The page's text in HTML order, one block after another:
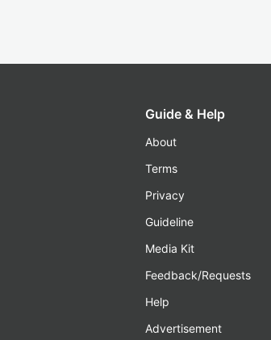
Guide & Help
About
Terms
Privacy
Guideline
Media Kit
Feedback/Requests
Help
Advertisement